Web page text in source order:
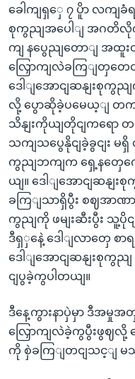
ခေါကျရှှေ ၇ ပိူာ လကျခံ
စုကွညျအပေါျ အဂတိလို
ကျ နပွေညျတောျ အထူး
လြှောကျလဲခကြျတှတေင
ဒေါျအောငျဆနျးစုကွ
လို့ ပွောဆိုခဲ့ပမေယ့ျ တက
သိနျးကိုယျတိုငျကရော တ
သကျသပွေနိုငျခဲ့ခွငျး မ
ကွညျဘကျက ရှေ့နတှေက
ယျ။ ဒေါျအောငျဆန
ခကြျသာရှိပွီး စဈအာဏာ
ကွညျကို ဖမျးဆီးပွီး သူ့ပို
ဒီရှှနေဲ့ ဒေါျလာတှေ စာ
ဒေါျအောငျဆနျးစုကွ
ငျပွခဲ့ကွပါတယျ။
ဒီနေ့ကွားနာပှဲမှာ ဒီအမှု
လြှောကျလဲခဲ့ကွပွီးဖွဈလို့ ရှ
ကို စှဲခကြျတငျသင့ျ မ